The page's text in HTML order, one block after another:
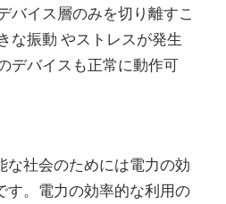
バイス層のみを切り離すこ
な振動 やストレスが発生
デバイスも正常に動作可
な社会のためには電力の効
す。電力の効率的な利用の